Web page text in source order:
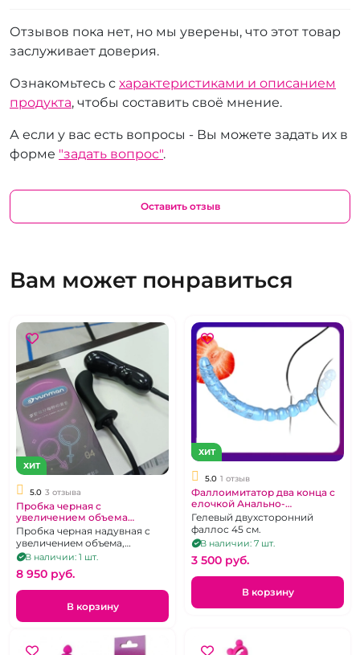
Отзывов пока нет, но мы уверены, что этот товар
заслуживает доверия.
Ознакомьтесь с характеристиками и описанием
продукта, чтобы составить своё мнение.
А если у вас есть вопросы - Вы можете задать их в
форме "задать вопрос".
Оставить отзыв
Вам может понравиться
ХИТ
5.0 3 отзыва
Пробка черная с
увеличением объема
автоматическая "Yunman"
Пробка черная надувная с
увеличением объема,
автоматическая
В наличии: 1 шт.
8 950 pуб.
В корзину
ХИТ
5.0 1 отзыв
Фаллоимитатор два конца с
елочкой Анально-
Вагинальный
Гелевый двухсторонний
фаллос 45 см.
В наличии: 7 шт.
3 500 pуб.
В корзину